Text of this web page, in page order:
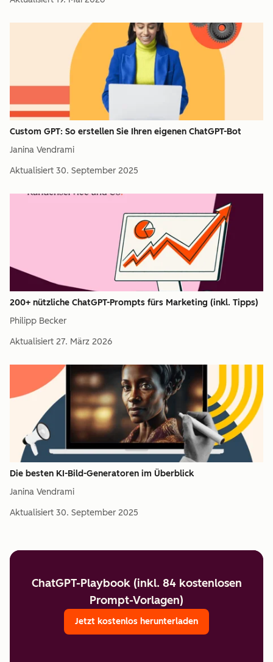
Custom GPT: So erstellen Sie Ihren eigenen ChatGPT-Bot
Janina Vendrami
Aktualisiert 30. September 2025
200+ nützliche ChatGPT-Prompts fürs Marketing (inkl. Tipps)
Philipp Becker
Aktualisiert 27. März 2026
Die besten KI-Bild-Generatoren im Überblick
Janina Vendrami
Aktualisiert 30. September 2025
ChatGPT-Playbook (inkl. 84 kostenlosen
Prompt-Vorlagen)
Jetzt kostenlos herunterladen